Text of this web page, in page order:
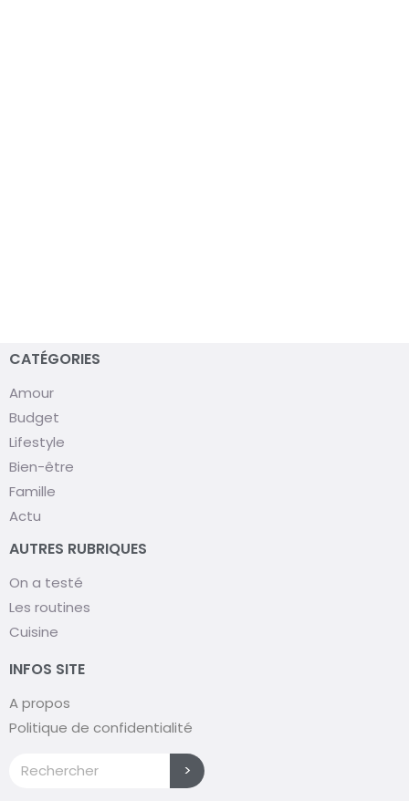
CATÉGORIES
Amour
Budget
Lifestyle
Bien-être
Famille
Actu
AUTRES RUBRIQUES
On a testé
Les routines
Cuisine
INFOS SITE
A propos
Politique de confidentialité
>